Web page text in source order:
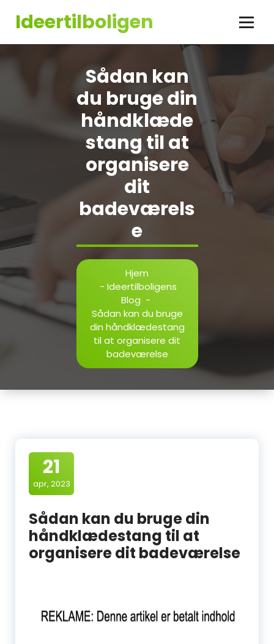
Ideertilboligen
Sådan kan
du bruge din
håndklæde
stang til at
organisere
dit
badeværels
e
Hjem
- Ideertilboligens
Blog -
Sådan kan du bruge
din håndklædestang
til at organisere dit
badeværelse
21
apr, 2023
Sådan kan du bruge din
håndklædestang til at
organisere dit badeværelse